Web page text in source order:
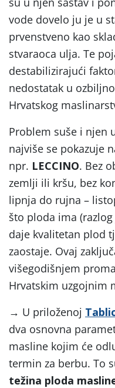
vode dovelo ju je u
prvenstveno kao
stvaraoca ulja. Te
destabilizirajući
nedostatak u
Hrvatskog
Problem suše i njen
najviše se pokazuje
npr. LECCINO. Bez
zemlji ili kršu, bez
lipnja do rujna –
što ploda ima
daje kvalitetan plod
zaostaje. Ovaj
višegodišnjem
Hrvatskim uzgojnim
→ U priloženoj
dva osnovna
masline kojim će
termin za berbu. To
težina ploda